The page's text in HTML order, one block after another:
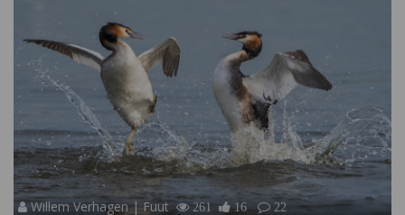
Willem Verhagen | Fuut 261 16 22